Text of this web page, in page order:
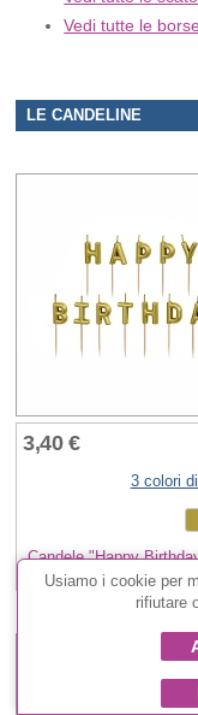
Vedi tutte le borse
LE CANDELINE
3,40 €
3 colori
Candele "Happy
metallici
Usiamo i cookie per
rifiutare